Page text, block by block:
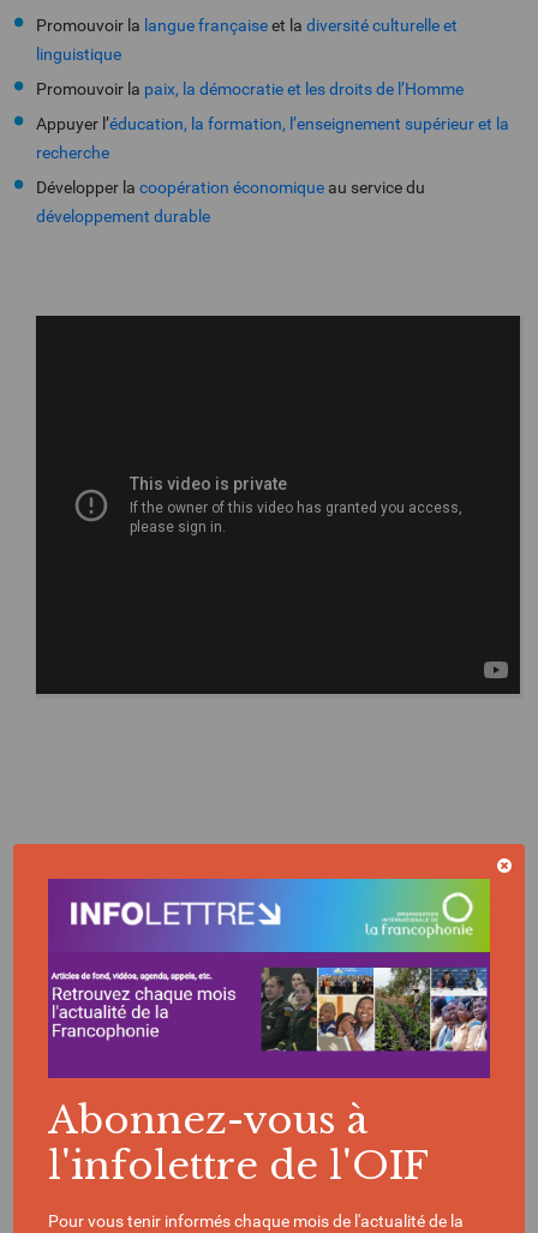
Promouvoir la langue françaiseet la diversité culturelle et
linguistique
Promouvoir la paix, la démocratie et les droits de l’Homme
Appuyer l’éducation, la formation, l’enseignement supérieur et la
recherche
Développer la coopération économique au service du
développement durable
SÉLECTIONNÉ POUR VOUS
Abonnez-vous à
l'infolettre de l'OIF
Pour vous tenir informés chaque mois de l'actualité de la